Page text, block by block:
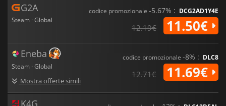
G2A
Steam · Global
codice promozionale -5.67% : DCG2AD1Y4E
12.19€ 11.50€
Eneba
Steam · Global
Mostra offerte simili
codice promozionale -8% : DLC8
12.71€ 11.69€
K4G